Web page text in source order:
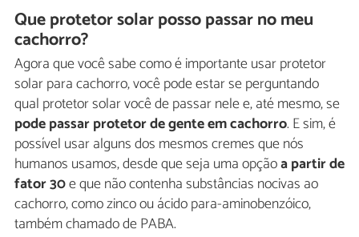
Que protetor solar posso passar no meu
cachorro?
Agora que você sabe como é importante usar protetor
solar para cachorro, você pode estar se perguntando
qual protetor solar você de passar nele e, até mesmo, se
pode passar protetor de gente em cachorro. E sim, é
possível usar alguns dos mesmos cremes que nós
humanos usamos, desde que seja uma opçãoa partir de
fator 30e que não contenha substâncias nocivas ao
cachorro, como zinco ou ácido para-aminobenzóico,
também chamado de PABA.